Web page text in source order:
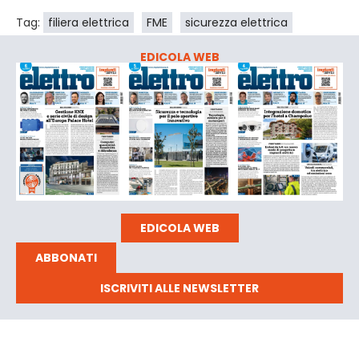
Tag: filiera elettrica FME sicurezza elettrica
EDICOLA WEB
EDICOLA WEB
ABBONATI
ISCRIVITI ALLE NEWSLETTER